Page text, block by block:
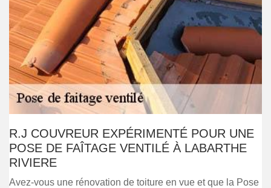
R.J COUVREUR EXPÉRIMENTÉ POUR UNE
POSE DE FAÎTAGE VENTILÉ À LABARTHE
RIVIERE
Avez-vous une rénovation de toiture en vue et que la Pose